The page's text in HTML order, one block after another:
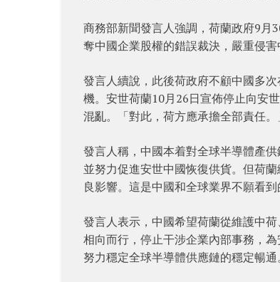
商務部新聞發言人強調，荷蘭政府9月
奪中國企業股權的錯誤裁決，嚴重侵害
發言人續說，此後荷政府不顧中國多
機。安世荷蘭10月26日宣佈停止向安
混亂。「對此，荷方應承擔全部責任。
發言人稱，中國本着對全球半導體產
並努力促進安世中國恢復供貨。但荷
良影響。這是中國和全球業界不願看到
發言人表示，中國希望荷蘭從維護中
相向而行，停止干涉企業內部事務，
努力穩定全球半導體供應鏈的穩定暢通。